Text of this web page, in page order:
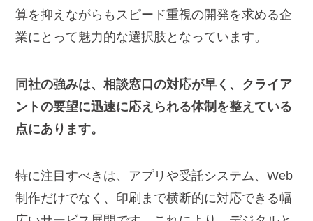
算を抑えながらもスピード重視の開発を求める企
業にとって魅力的な選択肢となっています。
同社の強みは、相談窓口の対応が早く、クライア
ントの要望に迅速に応えられる体制を整えている
点にあります。
特に注目すべきは、アプリや受託システム、Web
制作だけでなく、印刷まで横断的に対応できる幅